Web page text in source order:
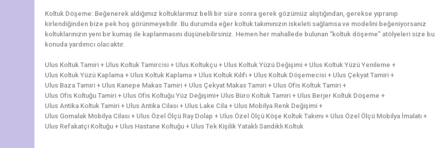
Koltuk Döşeme: Beğenerek aldığımız koltuklarımız belli bir süre sonra gerek gözümüz alıştığından, gerekse yıpranıp
kirlendiğinden bize pek hoş görünmeyebilir. Bu durumda eğer koltuk takımınızın iskeleti sağlamsa ve modelini beğeniyorsanız
koltuklarınızın yeni bir kumaş ile kaplanmasını düşünebilirsiniz. Hemen her mahallede bulunan “koltuk döşeme” atölyeleri size bu
konuda yardımcı olacaktır.
Ulus Koltuk Tamiri + Ulus Koltuk Tamircisi + Ulus Koltukçu + Ulus Koltuk Yüzü Değişimi + Ulus Koltuk Yüzü Yenileme +
Ulus Koltuk Yüzü Kaplama + Ulus Koltuk Kaplama + Ulus Koltuk Kılıfı + Ulus Koltuk Döşemecisi + Ulus Çekyat Tamiri +
Ulus Baza Tamiri + Ulus Kanepe Makas Tamiri + Ulus Çekyat Makas Tamiri + Ulus Ofis Koltuk Tamiri +
Ulus Ofis Koltuğu Tamiri + Ulus Ofis Koltuğu Yüz Değişimi+ Ulus Büro Koltuk Tamiri + Ulus Berjer Koltuk Döşeme +
Ulus Antika Koltuk Tamiri + Ulus Antika Cilası + Ulus Lake Cila + Ulus Mobilya Renk Değişimi +
Ulus Gomalak Mobilya Cilası + Ulus Özel Ölçü Ray Dolap + Ulus Özel Ölçü Köşe Koltuk Takımı + Ulus Özel Ölçü Mobilya İmalatı +
Ulus Refakatçi Koltuğu + Ulus Hastane Koltuğu + Ulus Tek Kişilik Yataklı Sandıklı Koltuk